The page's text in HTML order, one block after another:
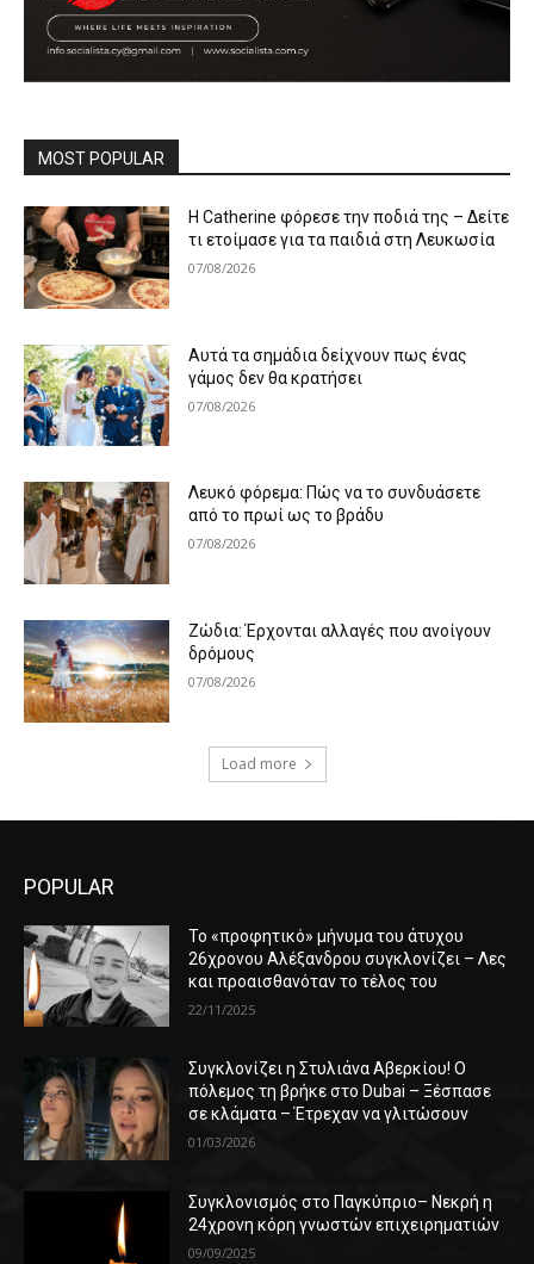
MOST POPULAR
Η Catherine φόρεσε την ποδιά της – Δείτε
τι ετοίμασε για τα παιδιά στη Λευκωσία
07/08/2026
Αυτά τα σημάδια δείχνουν πως ένας
γάμος δεν θα κρατήσει
07/08/2026
Λευκό φόρεμα: Πώς να το συνδυάσετε
από το πρωί ως το βράδυ
07/08/2026
Ζώδια: Έρχονται αλλαγές που ανοίγουν
δρόμους
07/08/2026
Load more
POPULAR
Το «προφητικό» μήνυμα του άτυχου
26χρονου Αλέξανδρου συγκλονίζει – Λες
και προαισθανόταν το τέλος του
22/11/2025
Συγκλονίζει η Στυλιάνα Αβερκίου! Ο
πόλεμος τη βρήκε στο Dubai – Ξέσπασε
σε κλάματα – Έτρεχαν να γλιτώσουν
01/03/2026
Συγκλονισμός στο Παγκύπριο– Νεκρή η
24χρονη κόρη γνωστών επιχειρηματιών
09/09/2025